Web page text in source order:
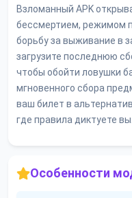
Взломанный APK
бессмертием, режимом
борьбу за выживание в
загрузите последнюю
чтобы обойти ловушки
мгновенного сбора
ваш билет в
где правила диктуете вы.
Особенности